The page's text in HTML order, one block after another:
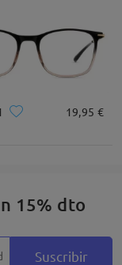
19,95 €
15% dto
Suscribir